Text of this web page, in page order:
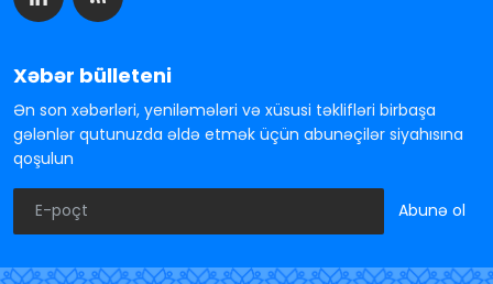
Xəbər bülleteni
Ən son xəbərləri, yeniləmələri və xüsusi təklifləri birbaşa
gələnlər qutunuzda əldə etmək üçün abunəçilər siyahısına
qoşulun
Abunə ol